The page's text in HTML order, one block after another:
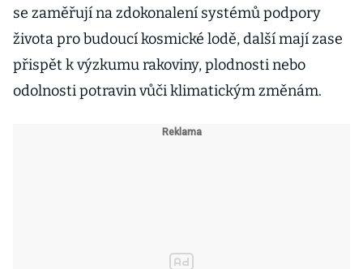
se zaměřují na zdokonalení systémů podpory
života pro budoucí kosmické lodě, další mají zase
přispět k výzkumu rakoviny, plodnosti nebo
odolnosti potravin vůči klimatickým změnám.